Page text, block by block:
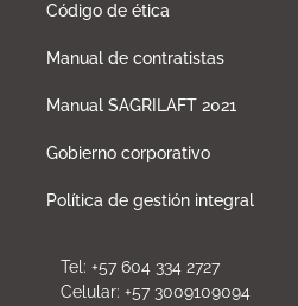
Código de ética
Manual de contratistas
Manual SAGRILAFT 2021
Gobierno corporativo
Política de gestión integral
Tel: +57 604 334 2727
Celular: +57 3009109094